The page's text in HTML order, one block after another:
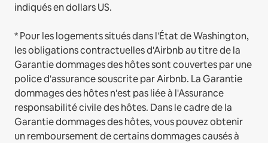
indiqués en dollars US.
* Pour les logements situés dans l'État de Washington,
les obligations contractuelles d'Airbnb au titre de la
Garantie dommages des hôtes sont couvertes par une
police d'assurance souscrite par Airbnb. La Garantie
dommages des hôtes n'est pas liée à l'Assurance
responsabilité civile des hôtes. Dans le cadre de la
Garantie dommages des hôtes, vous pouvez obtenir
un remboursement de certains dommages causés à